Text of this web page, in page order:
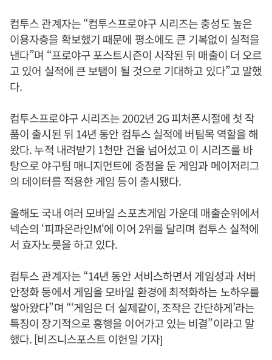
컴투스 관계자는 “컴투스프로야구 시리즈는 충성도 높은
이용자층을 확보했기 때문에 평소에도 큰 기복없이 실적을
낸다”며 “프로야구 포스트시즌이 시작된 뒤 매출이 더 오르
고 있어 실적에 큰 보탬이 될 것으로 기대하고 있다”고 말했
다.
컴투스프로야구 시리즈는 2002년 2G 피처폰시절에 첫 작
품이 출시된 뒤 14년 동안 컴투스 실적에 버팀목 역할을 해
왔다. 누적 내려받기 1천만 건을 넘어섰고 이 시리즈를 바
탕으로 야구팀 매니지먼트에 중점을 둔 게임과 메이저리그
의 데이터를 적용한 게임 등이 출시됐다.
올해도 국내 여러 모바일 스포츠게임 가운데 매출순위에서
넥슨의 ‘피파온라인M‘에 이어 2위를 달리며 컴투스 실적에
서 효자노릇을 하고 있다.
컴투스 관계자는 “14년 동안 서비스하면서 게임성과 서버
안정화 등에서 게임을 모바일 환경에 최적화하는 노하우를
쌓아왔다”며 “‘게임은 더 실제같이, 조작은 간단하게’라는
특징이 장기적으로 흥행을 이어가고 있는 비결”이라고 말
했다. [비즈니스포스트 이헌일 기자]